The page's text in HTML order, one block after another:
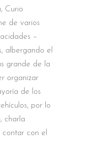
Curio
de varios
–
albergando el
grande de la
organizar
de los
por lo
charla
con el